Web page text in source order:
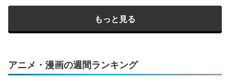
もっと見る
アニメ・漫画の週間ランキング